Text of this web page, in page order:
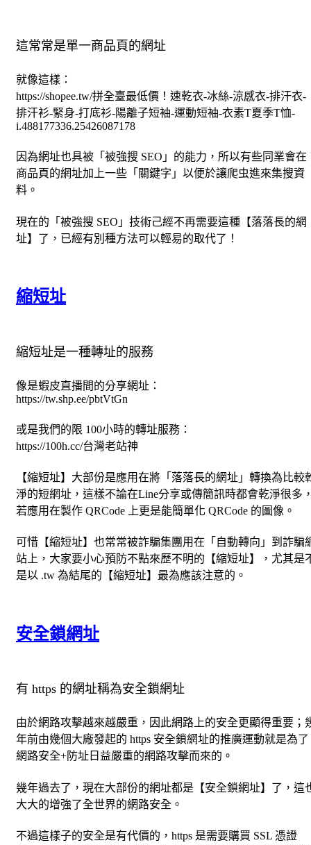
這常常是單一商品頁的網址
就像這樣：
https://shopee.tw/拼全臺最低價！速乾衣-冰絲-涼感衣-排汗衣-
排汗衫-緊身-打底衫-陽離子短袖-運動短袖-衣素T夏季T恤-
i.488177336.25426087178
因為網址也具被「被強搜 SEO」的能力，所以有些同業會在
商品頁的網址加上一些「關鍵字」以便於讓爬虫進來集搜資
料。
現在的「被強搜 SEO」技術己經不再需要這種【落落長的網
址】了，已經有別種方法可以輕易的取代了！
縮短址
縮短址是一種轉址的服務
像是蝦皮直播間的分享網址：
https://tw.shp.ee/pbtVtGn
或是我們的限 100小時的轉址服務：
https://100h.cc/台灣老站神
【縮短址】大部份是應用在將「落落長的網址」轉換為比較
淨的短網址，這樣不論在Line分享或傳簡訊時都會乾淨很多
若應用在製作 QRCode 上更是能簡單化 QRCode 的圖像。
可惜【縮短址】也常常被詐騙集團用在「自動轉向」到詐騙
站上，大家要小心預防不點來歷不明的【縮短址】，尤其是
是以 .tw 為結尾的【縮短址】最為應該注意的。
安全鎖網址
有 https 的網址稱為安全鎖網址
由於網路攻擊越來越嚴重，因此網路上的安全更顯得重要；
年前由幾個大廠發起的 https 安全鎖網址的推廣運動就是為了
網路安全+防址日益嚴重的網路攻擊而來的。
幾年過去了，現在大部份的網址都是【安全鎖網址】了，這
大大的增強了全世界的網路安全。
不過這樣子的安全是有代價的，https 是需要購買 SSL 憑證